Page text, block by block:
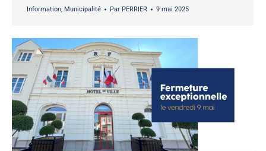
Information, Municipalité Par PERRIER 9 mai 2025